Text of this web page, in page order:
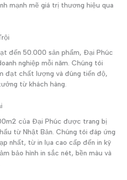
mạnh mẽ giá trị thương hiệu qua
đến 50.000 sản phẩm, Đại Phúc
nghiệp mỗi năm. Chúng tôi
đạt chất lượng và đúng tiến độ,
từ khách hàng.
của Đại Phúc được trang bị
từ Nhật Bản. Chúng tôi đáp ứng
nhất, từ in lụa cao cấp đến in kỹ
bảo hình in sắc nét, bền màu và